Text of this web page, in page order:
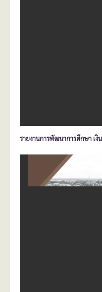
รายงานการพัฒนาการศึกษา เ